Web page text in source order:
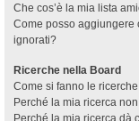
Che cos’è la mia lista
Come posso aggiungere
ignorati?
Ricerche nella Board
Come si fanno le
Perché la mia ricerca
Perché la mia ricerca dà